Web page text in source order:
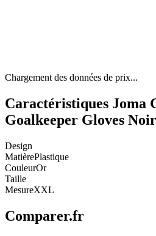
Chargement des données de prix...
Caractéristiques Joma
Goalkeeper Gloves
Design
MatièrePlastique
CouleurOr
Taille
MesureXXL
Comparer.fr